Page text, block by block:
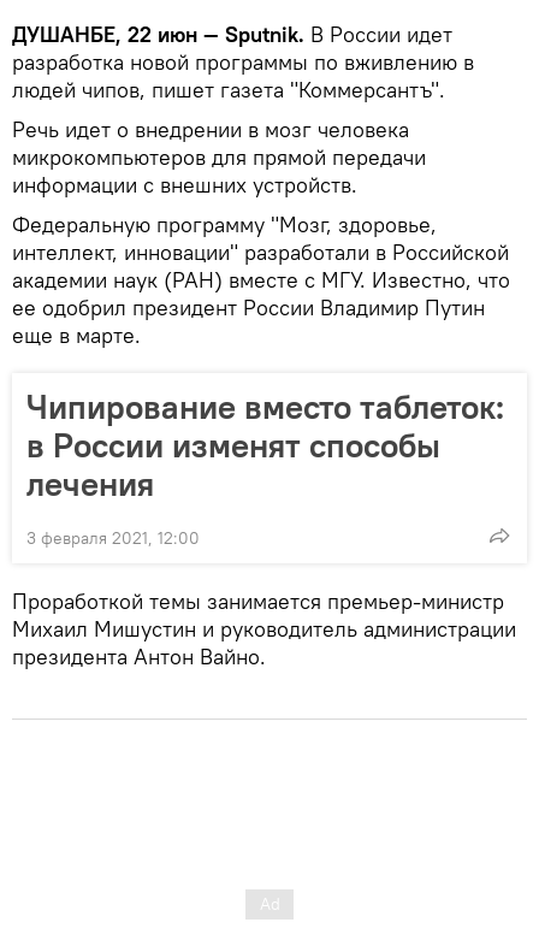
ДУШАНБЕ, 22 июн — Sputnik. В России идет
разработка новой программы по вживлению в
людей чипов, пишет газета "Коммерсантъ".
Речь идет о внедрении в мозг человека
микрокомпьютеров для прямой передачи
информации с внешних устройств.
Федеральную программу "Мозг, здоровье,
интеллект, инновации" разработали в Российской
академии наук (РАН) вместе с МГУ. Известно, что
ее одобрил президент России Владимир Путин
еще в марте.
Чипирование вместо таблеток:
в России изменят способы
лечения
3 февраля 2021, 12:00
Проработкой темы занимается премьер-министр
Михаил Мишустин и руководитель администрации
президента Антон Вайно.